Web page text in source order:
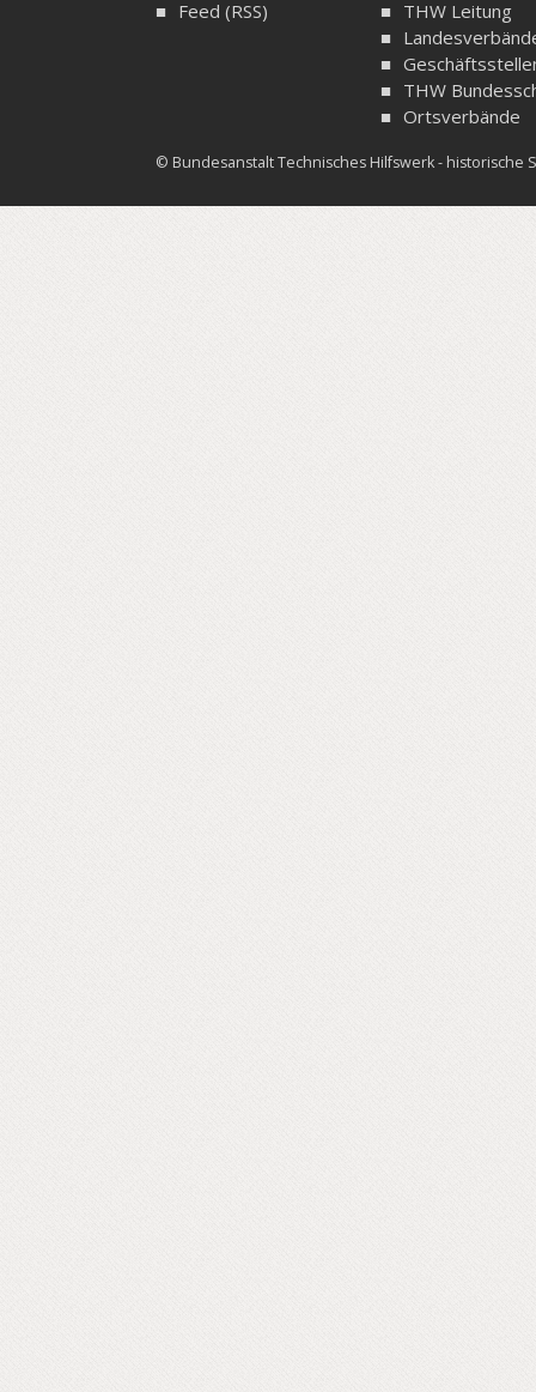
Feed (RSS)
THW Leitung
THW
Ortsverbände
© Bundesanstalt Technisches Hilfswerk - historische